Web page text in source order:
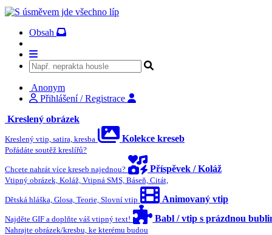
Obsah
Anonym
Přihlášení / Registrace
Kreslený obrázek
Kreslený vtip, satira, kresba Kolekce kreseb
Pořádáte soutěž kreslířů?
Chcete nahrát více kreseb najednou? Příspěvek / Koláž
Vtipný obrázek, Koláž, Vtipná SMS, Báseň, Citát,
Dětská hláška, Glosa, Teorie, Slovní vtip Animovaný vtip
Najděte GIF a doplňte váš vtipný text! Babl / vtip s prázdnou
Nahrajte obrázek/kresbu, ke kterému budou